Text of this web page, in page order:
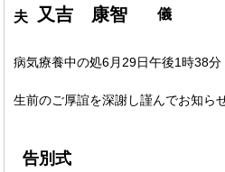
夫 又吉 康智 儀
病気療養中の処6月29日午後1時38
生前のご厚誼を深謝し謹んでお知ら
告別式